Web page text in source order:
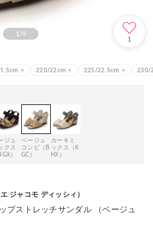
1 /9
1
× 220/22cm × 225/22.5cm × 230/
ジュ
クス
）
ベージュ
コンビ（B
GC）
カーキミ
ックス（K
HX）
エ ジャコモ ディッシィ）
プストレッチサンダル （ベージュ